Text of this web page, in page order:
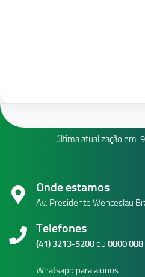
última atualização em:
Onde estamos
Av. Presidente Wenceslau
Telefones
(41) 3213-5200ou 0800
Whatsapp para alunos: